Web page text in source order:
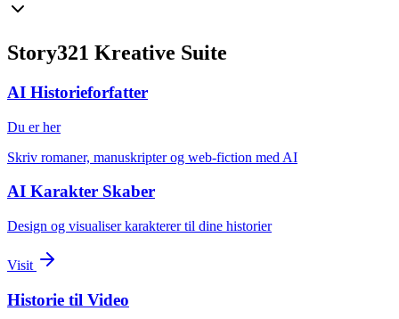
Story321 Kreative Suite
AI Historieforfatter
Du er her
Skriv romaner, manuskripter og web-fiction med AI
AI Karakter Skaber
Design og visualiser karakterer til dine historier
Visit
Historie til Video